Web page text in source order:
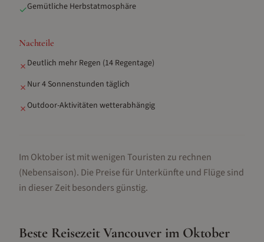
✓Gemütliche Herbstatmosphäre
Nachteile
✗ Deutlich mehr Regen (14 Regentage)
✗ Nur 4 Sonnenstunden täglich
✗Outdoor-Aktivitäten wetterabhängig
Im Oktober ist mit wenigen Touristen zu rechnen
(Nebensaison). Die Preise für Unterkünfte und Flüge sind
in dieser Zeit besonders günstig.
Beste ReisezeitVancouver im Oktober